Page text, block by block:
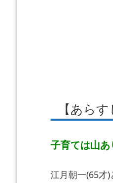
【あらす
子育ては山あ
江月朝一(65才)